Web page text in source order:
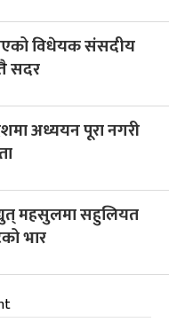
विधेयक संसदीय
सदर
अध्ययन पूरा नगरी
महसुलमा सहुलियत
भार